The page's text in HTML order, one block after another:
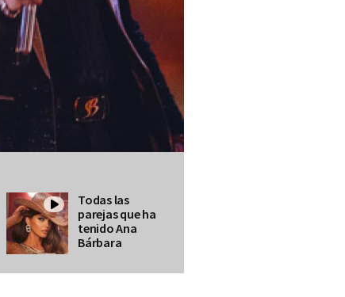
Todas las
parejas que ha
tenido Ana
Bárbara